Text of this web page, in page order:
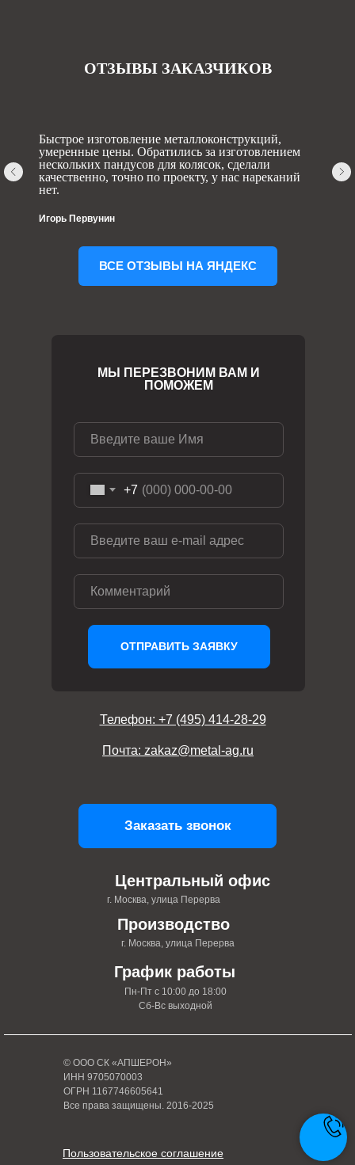
ОТЗЫВЫ ЗАКАЗЧИКОВ
Быстрое изготовление металлоконструкций,
умеренные цены. Обратились за изготовлением
нескольких пандусов для колясок, сделали
качественно, точно по проекту, у нас нареканий
нет.
Игорь Первунин
ВСЕ ОТЗЫВЫ НА ЯНДЕКС
© ООО СК «АПШЕРОН»
ИНН 9705070003
ОГРН 1167746605641
Все права защищены. 2016-2025
Пользовательское соглашение
+7
ОТПРАВИТЬ ЗАЯВКУ
МЫ ПЕРЕЗВОНИМ ВАМ И
ПОМОЖЕМ
Центральный офис
г. Москва, улица Перерва
График работы
Пн-Пт с 10:00 до 18:00
Сб-Вс выходной
Производство
г. Москва, улица Перерва
Телефон: +7 (495) 414-28-29
Почта: zakaz@metal-ag.ru
Заказать звонок